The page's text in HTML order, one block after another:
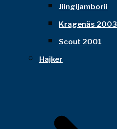
Jiingijamborii
Kragenäs 2003
Scout 2001
Hajker